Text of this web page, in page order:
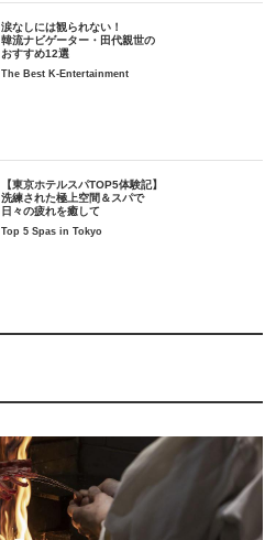
涙なしには観られない！
韓流ナビゲーター・田代親世の
おすすめ12選
The Best K-Entertainment
【東京ホテルスパTOP5体験記】
洗練された極上空間＆スパで
日々の疲れを癒して
Top 5 Spas in Tokyo